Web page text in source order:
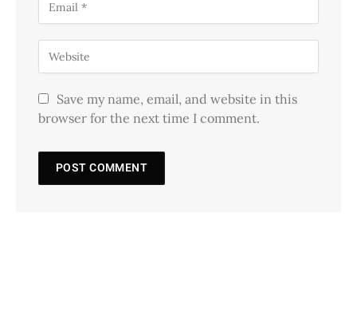
Save my name, email, and website in this
browser for the next time I comment.